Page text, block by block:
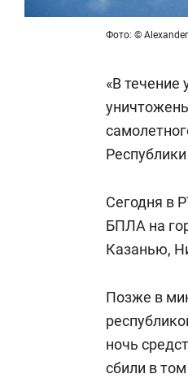
Фото: ©
«В
Сегодня в
БПЛА на
Казанью,
Позже в
ночь
сбили в